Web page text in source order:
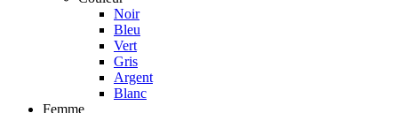
Noir
Bleu
Vert
Gris
Argent
Blanc
Femme